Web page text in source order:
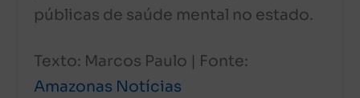
públicas de saúde mental no estado.
Texto: Marcos Paulo | Fonte:
Amazonas Notícias